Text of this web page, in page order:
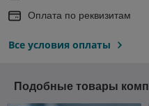
Оплата по реквизитам
Все условия оплаты
Подобные товары